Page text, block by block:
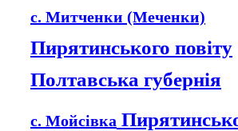
с. Митченки (Меченки)
Пирятинського повіту
Полтавська губернія
с. Мойсівка